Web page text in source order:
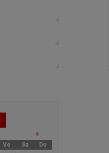
»
Ve Sa
Do